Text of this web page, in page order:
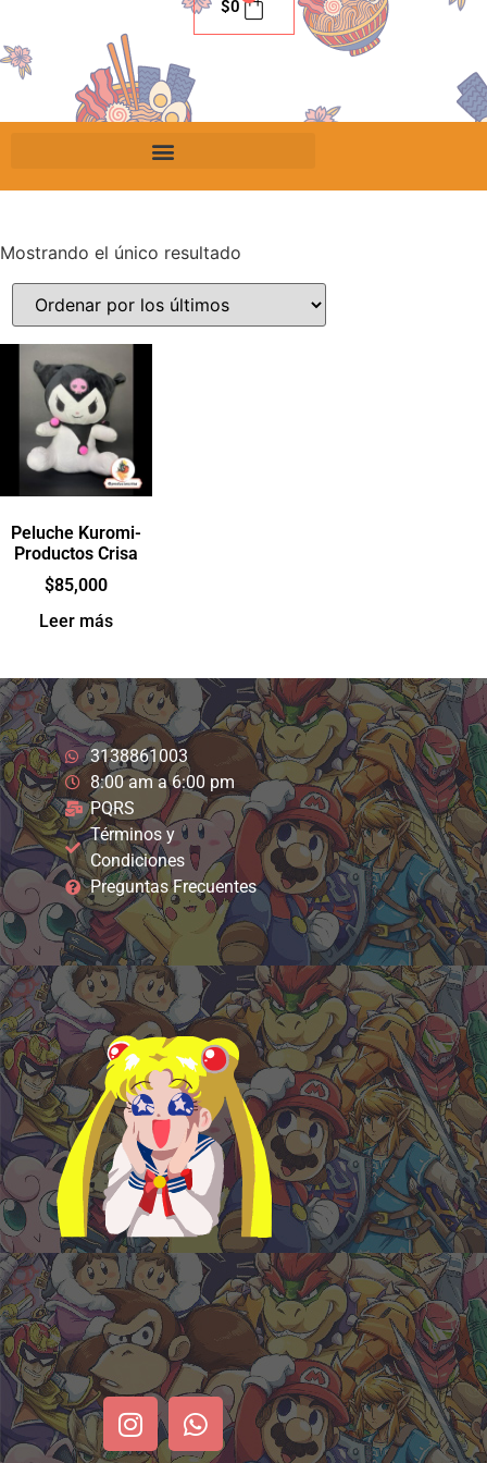
$0
Mostrando el único resultado
Peluche Kuromi-
Productos Crisa
$85,000
Leer más
3138861003
8:00 am a 6:00 pm
PQRS
Términos y
Condiciones
Preguntas Frecuentes